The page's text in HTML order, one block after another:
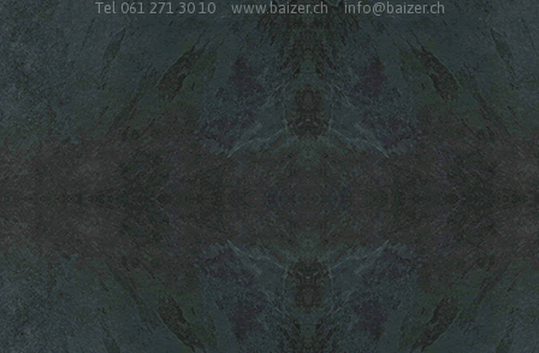
Tel 061 271 30 10
www.baizer.ch info@baizer.ch